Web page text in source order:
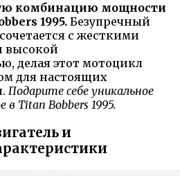
комбинацию мощности
1995. Безупречный
с жесткими
высокой
делая этот мотоцикл
для настоящих
Подарите себе уникальное
Titan Bobbers 1995.
и